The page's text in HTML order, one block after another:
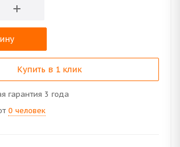
Купить в 1 клик
гарантия 3 года
0 человек